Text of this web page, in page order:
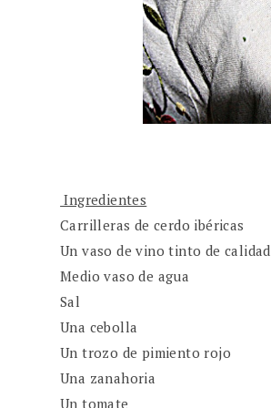
Ingredientes
Carrilleras de cerdo ibéricas
Un vaso de vino tinto de calidad
Medio vaso de agua
Sal
Una cebolla
Un trozo de pimiento rojo
Una zanahoria
Un tomate